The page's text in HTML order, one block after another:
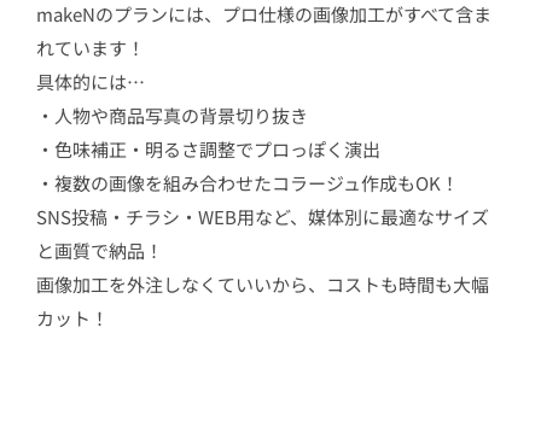
makeNのプランには、プロ仕様の画像加工がすべて含ま
れています！
具体的には…
・人物や商品写真の背景切り抜き
・色味補正・明るさ調整でプロっぽく演出
・複数の画像を組み合わせたコラージュ作成もOK！
SNS投稿・チラシ・WEB用など、媒体別に最適なサイズ
と画質で納品！
画像加工を外注しなくていいから、コストも時間も大幅
カット！